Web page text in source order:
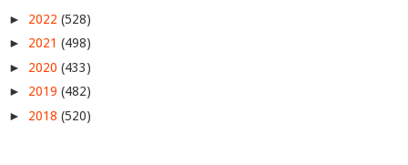
► 2022 (528)
► 2021 (498)
► 2020 (433)
► 2019 (482)
► 2018 (520)